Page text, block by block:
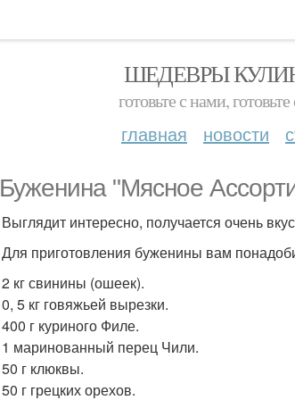
ШЕДЕВРЫ
готовьте с нами,
главная новости
Буженина "Мясное
Выглядит интересно, получается очень
Для приготовления буженины вам
2 кг свинины (ошеек).
0, 5 кг говяжьей вырезки.
400 г куриного Филе.
1 маринованный перец Чили.
50 г клюквы.
50 г грецких орехов.